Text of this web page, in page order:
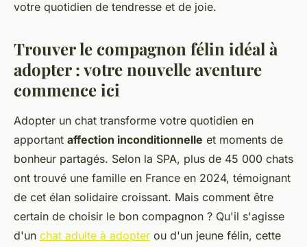
votre quotidien de tendresse et de joie.
Trouver le compagnon félin idéal à
adopter : votre nouvelle aventure
commence ici
Adopter un chat transforme votre quotidien en
apportant affection inconditionnelle et moments de
bonheur partagés. Selon la SPA, plus de 45 000 chats
ont trouvé une famille en France en 2024, témoignant
de cet élan solidaire croissant. Mais comment être
certain de choisir le bon compagnon ? Qu'il s'agisse
d'un chat adulte à adopter ou d'un jeune félin, cette